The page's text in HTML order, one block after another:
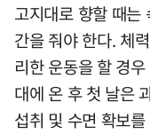
고지대로 향할 때는
간을 줘야 한다. 체
리한 운동을 할 경
대에 온 후 첫 날은
섭취 및 수면 확보